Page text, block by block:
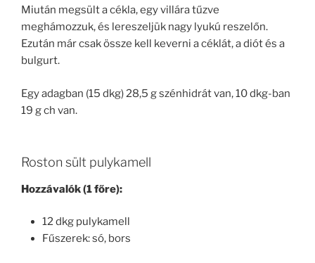
Miután megsült a cékla, egy villára tűzve
meghámozzuk, és lereszeljük nagy lyukú reszelőn.
Ezután már csak össze kell keverni a céklát, a diót és a
bulgurt.
Egy adagban (15 dkg) 28,5 g szénhidrát van, 10 dkg-ban
19 g ch van.
Roston sült pulykamell
Hozzávalók (1 főre):
12 dkg pulykamell
Fűszerek: só, bors